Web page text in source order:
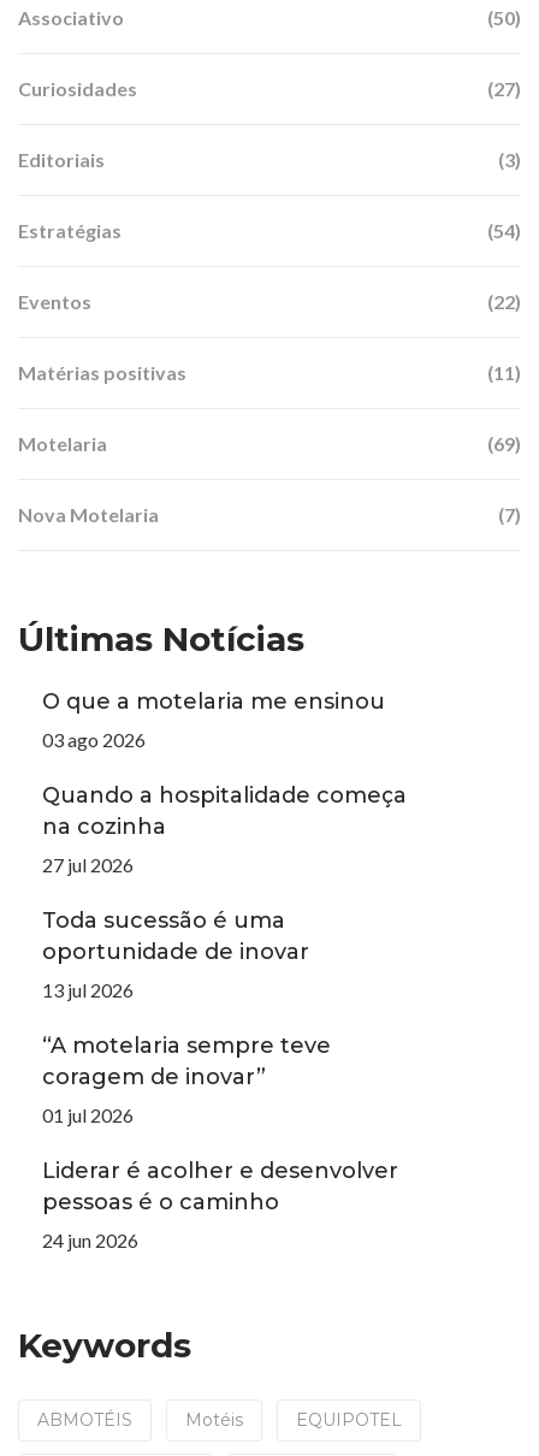
Associativo (50)
Curiosidades (27)
Editoriais (3)
Estratégias (54)
Eventos (22)
Matérias positivas (11)
Motelaria (69)
Nova Motelaria (7)
Últimas Notícias
O que a motelaria me ensinou
03 ago 2026
Quando a hospitalidade começa
na cozinha
27 jul 2026
Toda sucessão é uma
oportunidade de inovar
13 jul 2026
“A motelaria sempre teve
coragem de inovar”
01 jul 2026
Liderar é acolher e desenvolver
pessoas é o caminho
24 jun 2026
Keywords
ABMOTÉIS Motéis EQUIPOTEL